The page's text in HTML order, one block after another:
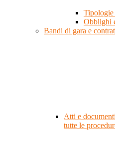
Obblighi
Bandi di gara e
Atti e
tutte le